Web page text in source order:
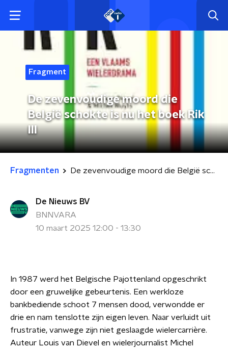
Fragment
De zevenvoudige moord die
België schokte is nu het boek Rik
III
Fragmenten De zevenvoudige moord die België schokte is nu het boek Rik III
De Nieuws BV
BNNVARA
10 maart 2025 12:00 - 13:30
In 1987 werd het Belgische Pajottenland opgeschrikt
door een gruwelijke gebeurtenis. Een werkloze
bankbediende schoot 7 mensen dood, verwondde er
drie en nam tenslotte zijn eigen leven. Naar verluidt uit
frustratie, vanwege zijn niet geslaagde wielercarrière.
Auteur Louis van Dievel en wielerjournalist Michel